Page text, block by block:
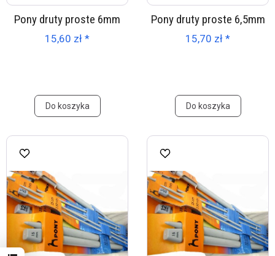
Pony druty proste 6mm
15,60 zł *
Do koszyka
Pony druty proste 6,5mm
15,70 zł *
Do koszyka